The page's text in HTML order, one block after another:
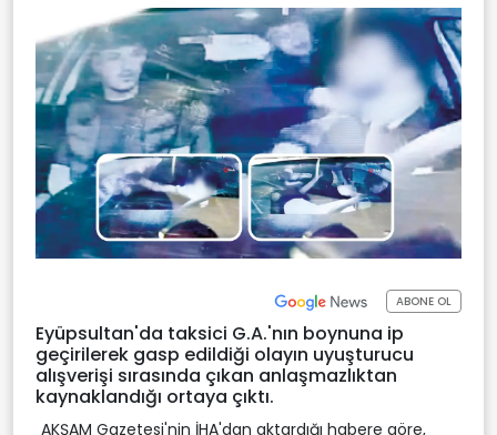
ABONE OL
Eyüpsultan'da taksici G.A.'nın boynuna ip
geçirilerek gasp edildiği olayın uyuşturucu
alışverişi sırasında çıkan anlaşmazlıktan
kaynaklandığı ortaya çıktı.
AKŞAM Gazetesi'nin İHA'dan aktardığı habere göre,